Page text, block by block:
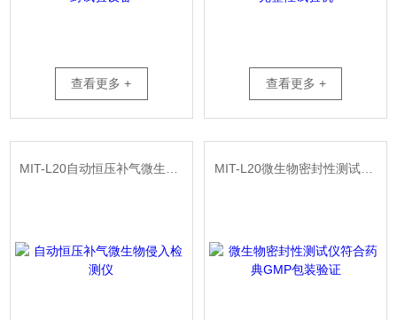
查看更多 + 查看更多 +
MIT-L20自动恒压补气微生物侵入检测仪 MIT-L20微生物密封性测试仪符合药典GMP包装验证